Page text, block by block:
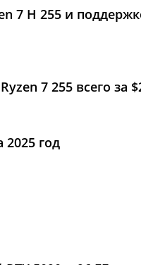
7 H 255 и
7 255 всего за
год